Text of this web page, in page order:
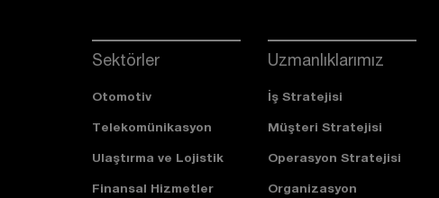
Sektörler
Otomotiv
Telekomünikasyon
Ulaştırma ve Lojistik
Finansal Hizmetler
Uzmanlıklarımız
İş Stratejisi
Müşteri Stratejisi
Operasyon Stratejisi
Organizasyon